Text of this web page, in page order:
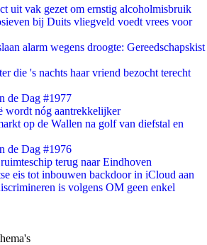
uit vak gezet om ernstig alcoholmisbruik
bij Duits vliegveld voedt vrees voor
alarm wegens droogte: Gereedschapskist
die 's nachts haar vriend bezocht terecht
de Dag #1977
wordt nóg aantrekkelijker
op de Wallen na golf van diefstal en
de Dag #1976
terug naar Eindhoven
eis tot inbouwen backdoor in iCloud aan
is volgens OM geen enkel